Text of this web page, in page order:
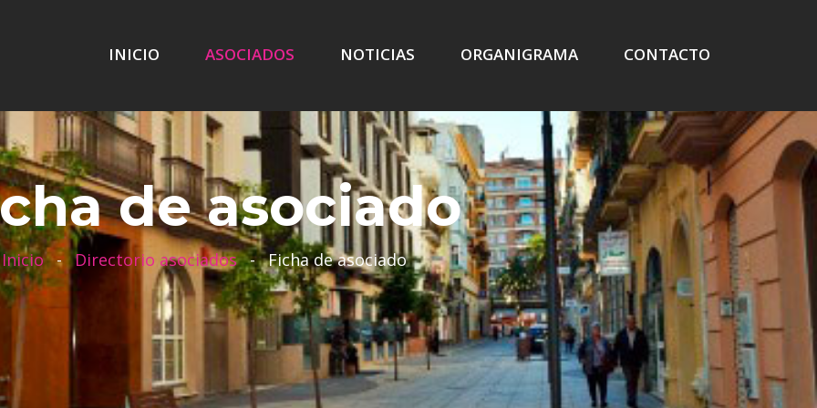
INICIO ASOCIADOS NOTICIAS ORGANIGRAMA CONTACTO
de asociado
Inicio - Directorio asociados - Ficha de asociado